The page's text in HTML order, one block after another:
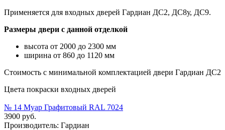
Применяется для входных дверей Гардиан ДС2, ДС8у, ДС9.
Размеры двери с данной отделкой
высота от 2000 до 2300 мм
ширина от 860 до 1120 мм
Стоимость с минимальной комплектацией двери Гардиан ДС2
Цвета покраски входных дверей
№ 14 Муар Графитовый RAL 7024
3900 руб.
Производитель: Гардиан